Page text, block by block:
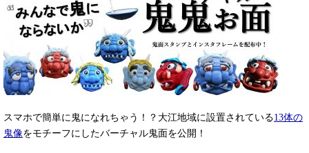
スマホで簡単に鬼になれちゃう！？大江地域に設置されている13体の
鬼像をモチーフにしたバーチャル鬼面を公開！